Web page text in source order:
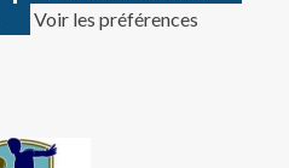
Voir les préférences